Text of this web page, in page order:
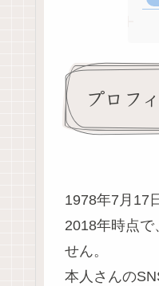
プロフ
1978年7月17
2018年時点
せん。
本人さんの